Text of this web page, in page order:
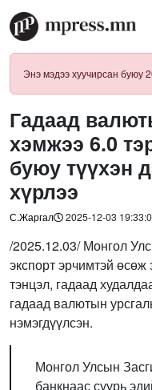
Энэ мэдээ хуучирсан буюу
Гадаад
хэмжээ 6.0
буюу түүхэн
хүрлээ
С.Жаргал 2025-12-03
/2025.12.03/ Монгол
экспорт эрчимтэй өсөж
тэнцэл, гадаад
гадаад валютын
нэмэгдүүлсэн.
Монгол Улсын
банкнаас суурь